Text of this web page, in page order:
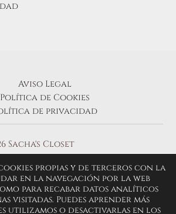
Aviso Legal
Política de Cookies
de privacidad
Sacha's Closet
propias y de terceros con la
en la navegación por la web
para recabar datos analíticos
visitadas. Puedes aprender más
utilizamos o desactivarlas en los